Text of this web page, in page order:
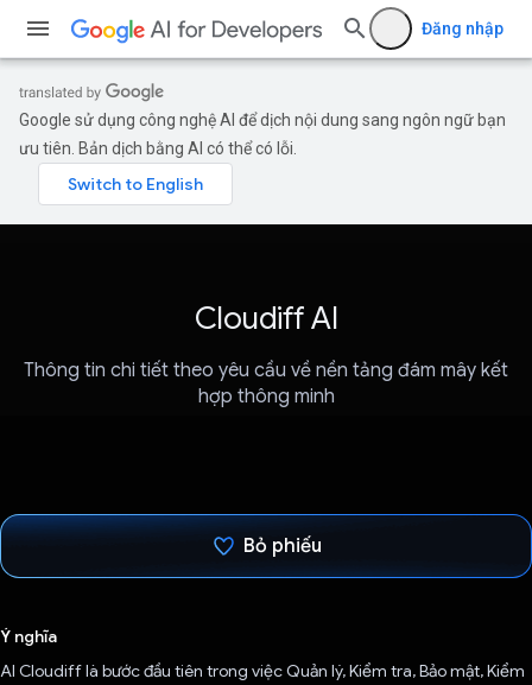
Đăng nhập
Google sử dụng công nghệ AI để dịch nội dung sang ngôn ngữ bạn
ưu tiên. Bản dịch bằng AI có thể có lỗi.
Cloudiff AI
Thông tin chi tiết theo yêu cầu về nền tảng đám mây kết
hợp thông minh
Bỏ phiếu
Ý nghĩa
AI Cloudiff là bước đầu tiên trong việc Quản lý, Kiểm tra, Bảo mật, Kiểm